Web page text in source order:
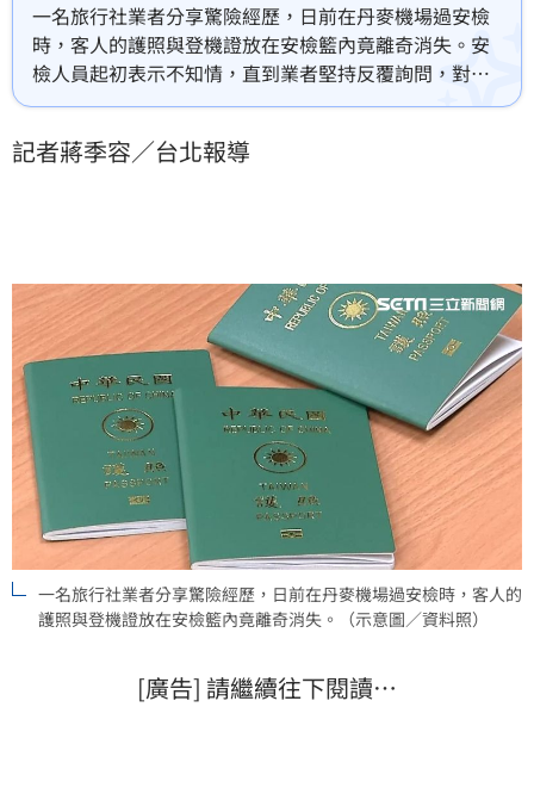
一名旅行社業者分享驚險經歷，日前在丹麥機場過安檢
時，客人的護照與登機證放在安檢籃內竟離奇消失。安
檢人員起初表示不知情，直到業者堅持反覆詢問，對方
才交出證件。她提醒，旅客過安檢時，切勿將護照單獨
檢查護照、手機及錢包等貴重物品，確保出國行程不受
記者蔣季容／台北報導
一名旅行社業者分享驚險經歷，日前在丹麥機場過安檢時，客人的
護照與登機證放在安檢籃內竟離奇消失。（示意圖／資料照）
[廣告] 請繼續往下閱讀…